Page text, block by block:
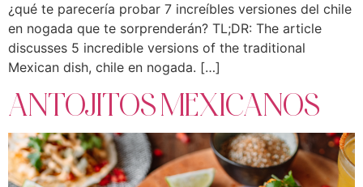
¿qué te parecería probar 7 increíbles versiones del chile
en nogada que te sorprenderán? TL;DR: The article
discusses 5 incredible versions of the traditional
Mexican dish, chile en nogada. […]
ANTOJITOS MEXICANOS